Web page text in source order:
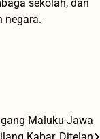
sekolah, dan
negara.
Maluku-Jawa